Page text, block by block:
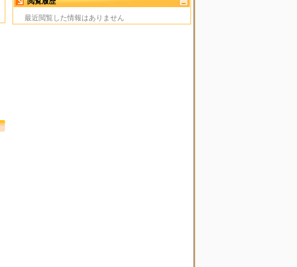
閲覧履歴
最近閲覧した情報はありません